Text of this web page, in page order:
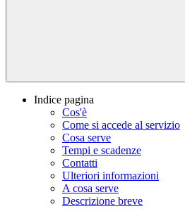
Indice pagina
Cos'è
Come si accede al servizio
Cosa serve
Tempi e scadenze
Contatti
Ulteriori informazioni
A cosa serve
Descrizione breve